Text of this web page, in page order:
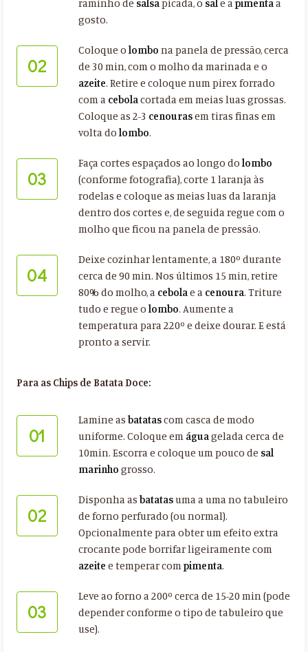
raminho de salsapicada, o sale apimentaa
gosto.
02
Coloque olombo na panela de pressão, cerca
de 30 min, com o molho da marinada e o
azeite. Retire e coloque num pirex forrado
com a cebolacortada em meias luas grossas.
Coloque as 2-3 cenourasem tiras finas em
volta dolombo.
03
Faça cortes espaçados ao longo dolombo
(conforme fotografia), corte 1 laranja às
rodelas e coloque as meias luas da laranja
dentro dos cortes e, de seguida regue com o
molho que ficou na panela de pressão.
04
Deixe cozinhar lentamente, a 180º durante
cerca de 90 min. Nos últimos 15 min, retire
80% do molho, a cebolae a cenoura. Triture
tudo e regue olombo. Aumente a
temperatura para 220º e deixe dourar. E está
pronto a servir.
Para as Chips de Batata Doce:
01
Lamine as batatascom casca de modo
uniforme. Coloque em águagelada cerca de
10min. Escorra e coloque um pouco de sal
marinho grosso.
02
Disponha as batatasuma a uma no tabuleiro
de forno perfurado (ou normal).
Opcionalmente para obter um efeito extra
crocante pode borrifar ligeiramente com
azeite e temperar compimenta.
03
Leve ao forno a 200º cerca de 15-20 min (pode
depender conforme o tipo de tabuleiro que
use).